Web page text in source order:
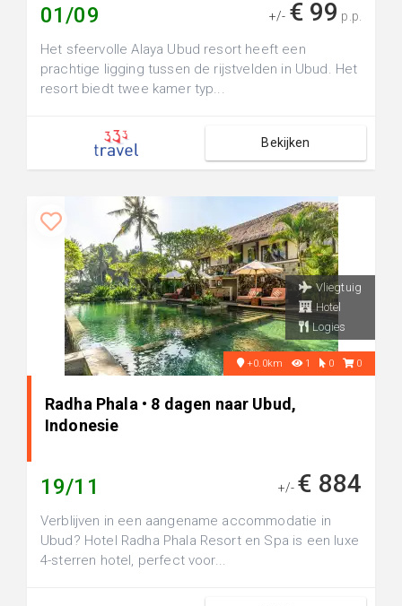
01/09 +/- € 99 p.p.
Het sfeervolle Alaya Ubud resort heeft een
prachtige ligging tussen de rijstvelden in Ubud. Het
resort biedt twee kamer typ...
Bekijken
Vliegtuig
Hotel
Logies
+0.0km 1 0 0
Radha Phala • 8 dagen naar Ubud,
Indonesie
19/11 +/- € 884
Verblijven in een aangename accommodatie in
Ubud? Hotel Radha Phala Resort en Spa is een luxe
4-sterren hotel, perfect voor...